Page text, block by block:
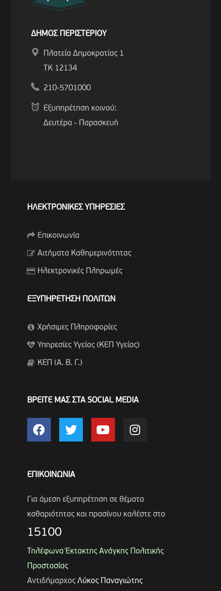
ΔΗΜΟΣ ΠΕΡΙΣΤΕΡΙΟΥ
Πλατεία Δημοκρατίας 1
ΤΚ 12134
210-5701000
Εξυπηρέτηση κοινού:
Δευτέρα - Παρασκευή
ΗΛΕΚΤΡΟΝΙΚΕΣ ΥΠΗΡΕΣΙΕΣ
Επικοινωνία
Αιτήματα Καθημερινότητας
Ηλεκτρονικές Πληρωμές
ΕΞΥΠΗΡΕΤΗΣΗ ΠΟΛΙΤΩΝ
Χρήσιμες Πληροφορίες
Υπηρεσίες Υγείας (ΚΕΠ Υγείας)
ΚΕΠ (Α. Β. Γ.)
ΒΡΕΙΤΕ ΜΑΣ ΣΤΑ SOCIAL MEDIA
ΕΠΙΚΟΙΝΩΝΙΑ
Για άμεση εξυπηρέτηση σε θέματα
καθαριότητας και πρασίνου καλέστε στο
15100
Τηλέφωνα Έκτακτης Ανάγκης Πολιτικής
Προστασίας
Αντιδήμαρχος Λύκος Παναγιώτης